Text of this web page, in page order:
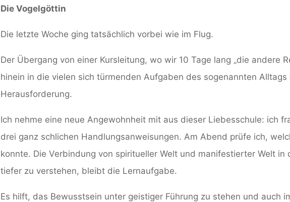
Die Vogelgöttin
Die letzte Woche ging tatsächlich vorbei wie im Flug.
Der Übergang von einer Kursleitung, wo wir 10 Tage lang „die andere
hinein in die vielen sich türmenden Aufgaben des sogenannten Alltags
Herausforderung.
Ich nehme eine neue Angewohnheit mit aus dieser Liebesschule: ich
drei ganz schlichen Handlungsanweisungen. Am Abend prüfe ich,
konnte. Die Verbindung von spiritueller Welt und manifestierter Welt in
tiefer zu verstehen, bleibt die Lernaufgabe.
Es hilft, das Bewusstsein unter geistiger Führung zu stehen und auch